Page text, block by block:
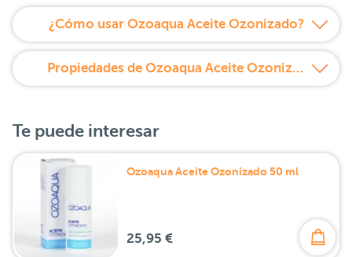
¿Cómo usar Ozoaqua Aceite Ozonizado?
Propiedades de Ozoaqua Aceite Ozonizado
Te puede interesar
Ozoaqua Aceite Ozonizado 50 ml
25,95 €